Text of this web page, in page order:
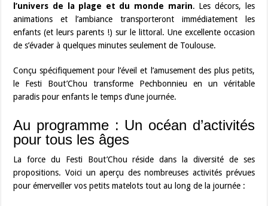
l’univers de la plage et du monde marin. Les décors, les
animations et l’ambiance transporteront immédiatement les
enfants (et leurs parents !) sur le littoral. Une excellente occasion
de s’évader à quelques minutes seulement de Toulouse.
Conçu spécifiquement pour l’éveil et l’amusement des plus petits,
le Festi Bout’Chou transforme Pechbonnieu en un véritable
paradis pour enfants le temps d’une journée.
Au programme : Un océan d’activités
pour tous les âges
La force du Festi Bout’Chou réside dans la diversité de ses
propositions. Voici un aperçu des nombreuses activités prévues
pour émerveiller vos petits matelots tout au long de la journée :